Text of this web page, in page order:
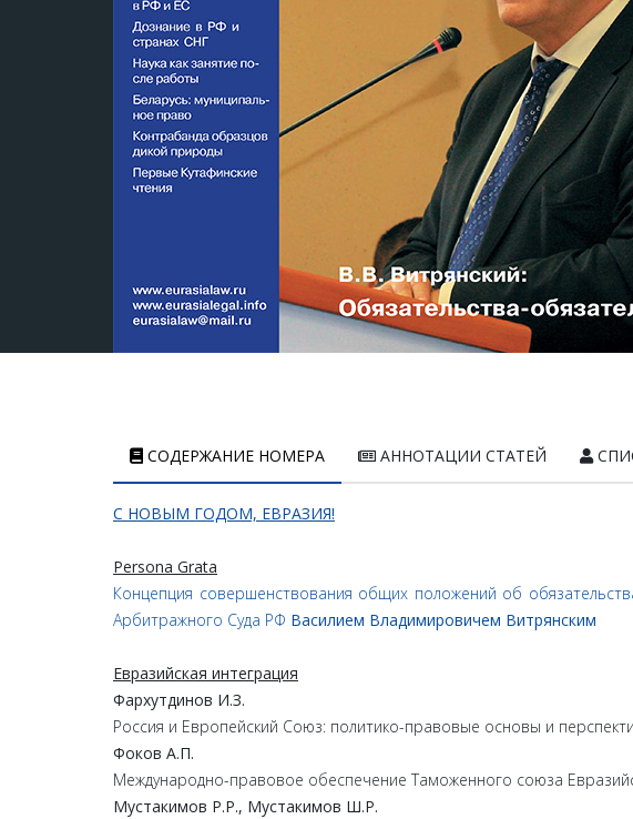
СОДЕРЖАНИЕ НОМЕРА АННОТАЦИИ СТАТЕЙ
С НОВЫМ ГОДОМ, ЕВРАЗИЯ!
Persona Grata
Концепция совершенствования общих положений об
Арбитражного Суда РФ Василием Владимировичем Витрянским
Евразийская интеграция
Фархутдинов И.З.
Россия и Eвропейский Cоюз: политико-правовые основы и
Фоков А.П.
Международно-правовое обеспечение Таможенного союза
Мустакимов Р.Р., Мустакимов Ш.Р.